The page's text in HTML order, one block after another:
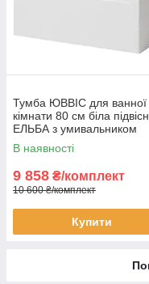
Тумба ЮВВІС для ванної
кімнати 80 см біла
ЕЛЬБА з умивальником
КАНТЕ
В наявності
9 858 ₴/комплект
10 600 ₴/комплект
Купити